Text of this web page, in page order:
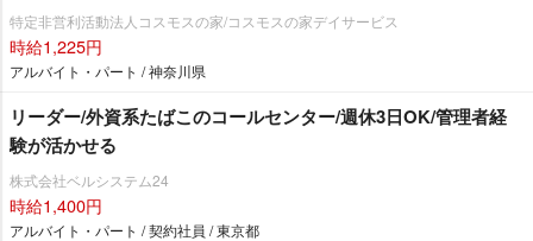
特定非営利活動法人コスモスの家/コスモスの家デイサービス
時給1,225円
アルバイト・パート / 神奈川県
リーダー/外資系たばこのコールセンター/週休3日OK/管理者経
験が活かせる
株式会社ベルシステム24
時給1,400円
アルバイト・パート / 契約社員 / 東京都